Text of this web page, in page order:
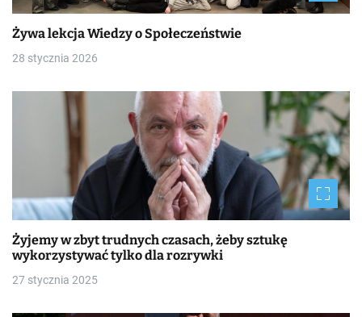
Żywa lekcja Wiedzy o Społeczeństwie
28 stycznia 2026
Żyjemy w zbyt trudnych czasach, żeby sztukę
wykorzystywać tylko dla rozrywki
27 stycznia 2025